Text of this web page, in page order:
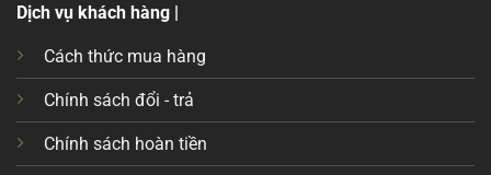
Dịch vụ khách hàng |
Cách thức mua hàng
Chính sách đổi - trả
Chính sách hoàn tiền